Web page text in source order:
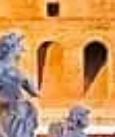
Salta la fila con i tuoi biglietti
Scopri le nostre migliori